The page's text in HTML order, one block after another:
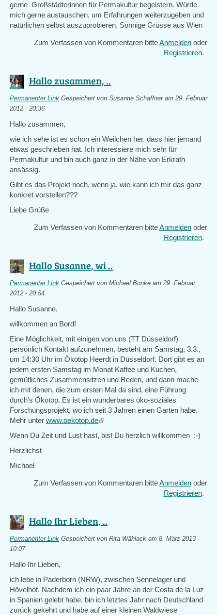
gerne Großstädterinnen für Permakultur begeistern. Würde
mich gerne austauschen, um Erfahrungen weiterzugeben und
natürlichen selbst auszuprobieren. Sonnige Grüsse aus Wien
Zum Verfassen von Kommentaren bitteAnmelden oder
Registrieren.
Hallo zusammen, ..
Permanenter Link Gespeichert von Susanne Schaffneram 29. Februar
2012 - 20:36
Hallo zusammen,
wie ich sehe ist es schon ein Weilchen her, dass hier jemand
etwas geschrieben hat. Ich interessiere mich sehr für
Permakultur und bin auch ganz in der Nähe von Erkrath
ansässig.
Gibt es das Projekt noch, wenn ja, wie kann ich mir das ganz
konkret vorstellen???
Liebe Grüße
Zum Verfassen von Kommentaren bitteAnmelden oder
Registrieren.
Hallo Susanne, wi ..
Permanenter Link Gespeichert von Michael Bonke am 29. Februar
2012 - 20:54
Hallo Susanne,
willkommen an Bord!
Eine Möglichkeit, mit einigen von uns (TT Düsseldorf)
persönlich Kontakt aufzunehmen, besteht am Samstag, 3.3.,
um 14:30 Uhr im Ökotop Heerdt in Düsseldorf. Dort gibt es an
jedem ersten Samstag im Monat Kaffee und Kuchen,
gemütliches Zusammensitzen und Reden, und dann mache
ich mit denen, die zum ersten Mal da sind, eine Führung
durch's Ökotop. Es ist ein wunderbares öko-soziales
Forschungsprojekt, wo ich seit 3 Jahren einen Garten habe.
Mehr unter www.oekotop.de(link
external)
Wenn Du Zeit und Lust hast, bist Du herzlich willkommen :-)
Herzlichst
Michael
Zum Verfassen von Kommentaren bitteAnmelden oder
Registrieren.
Hallo Ihr Lieben, ..
Permanenter Link Gespeichert von Rita Wählack am 8. März 2013 -
10:07
Hallo Ihr Lieben,
ich lebe in Paderborn (NRW), zwischen Sennelager und
Hövelhof. Nachdem ich ein paar Jahre an der Costa de la Luz
in Spanien gelebt habe, bin ich letztes Jahr nach Deutschland
zurück gekehrt und habe auf einer kleinen Waldwiese